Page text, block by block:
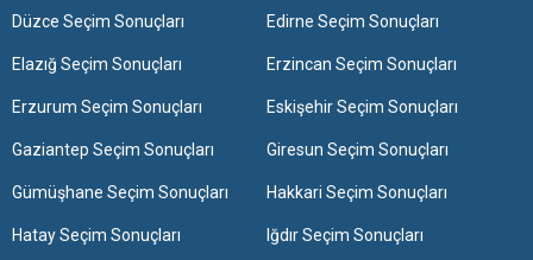
Düzce Seçim Sonuçları Edirne Seçim Sonuçları
Elazığ Seçim Sonuçları Erzincan Seçim Sonuçları
Erzurum Seçim Sonuçları Eskişehir Seçim Sonuçları
Gaziantep Seçim Sonuçları Giresun Seçim Sonuçları
Gümüşhane Seçim Sonuçları Hakkari Seçim Sonuçları
Hatay Seçim Sonuçları Iğdır Seçim Sonuçları